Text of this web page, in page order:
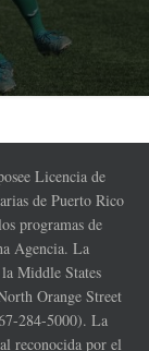
Licencia de
de Puerto Rico
programas de
Agencia. La
Middle States
Orange Street
284-5000). La
reconocida por el